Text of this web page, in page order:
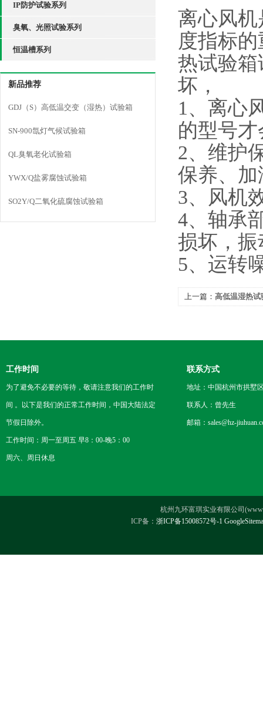
IP防护试验系列
臭氧、光照试验系列
恒温槽系列
新品推荐
GDJ（S）高低温交变（湿热）试验箱
SN-900氙灯气候试验箱
QL臭氧老化试验箱
YWX/Q盐雾腐蚀试验箱
SO2Y/Q二氧化硫腐蚀试验箱
离心风
度指标
热试验
坏，
1、离心
的型号
2、维护
保养、
3、风机
4、轴承
损坏，
5、运转
上一篇： 高低温湿热试
工作时间
为了避免不必要的等待，敬请注意我们的工作时
间 。以下是我们的正常工作时间，中国大陆法定
节假日除外。
工作时间：周一至周五 早8：00-晚5：00
周六、周日休息
联系方式
地址：中国杭州市拱墅
联系人：曾先生
邮箱：sales@hz-
杭州九环富琪实业有限公司
ICP备： 浙ICP备15008572号-1